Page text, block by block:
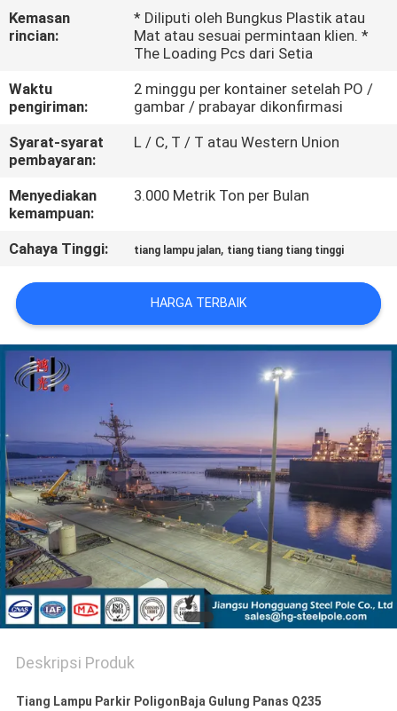
TUR
PABRIK
KONTROL
KUALITAS
HUBUNGI
KAMI
BERITA
PERMINTAAN
PENAWARAN
SITEMAP
KEBIJAKAN
PRIBADI
Kemasan
rincian:
* Diliputi oleh Bungkus Plastik atau
Mat atau sesuai permintaan klien. *
The Loading Pcs dari Setia
Waktu
pengiriman:
2 minggu per kontainer setelah PO /
gambar / prabayar dikonfirmasi
Syarat-syarat
pembayaran:
L / C, T / T atau Western Union
Menyediakan
kemampuan:
3.000 Metrik Ton per Bulan
Cahaya Tinggi: tiang lampu jalan, tiang tiang tiang tinggi
HARGA TERBAIK
Deskripsi Produk
Tiang Lampu Parkir PoligonBaja Gulung Panas Q235